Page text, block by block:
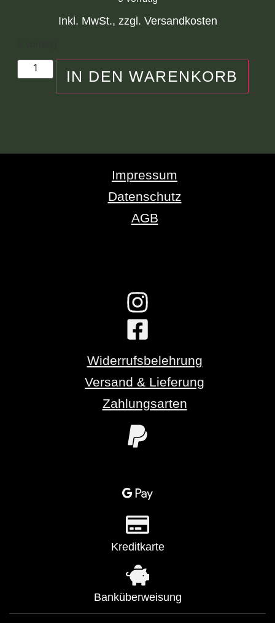
Inkl. MwSt., zzgl. Versandkosten
IN DEN WARENKORB
Impressum
Datenschutz
AGB
Widerrufsbelehrung
Versand & Lieferung
Zahlungsarten
Kreditkarte
Banküberweisung